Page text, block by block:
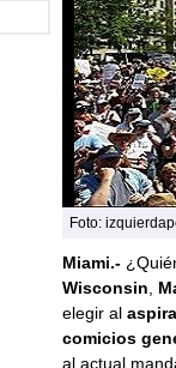
Foto:
Miami.-
Wisconsin
elegir al
comicios
al actual